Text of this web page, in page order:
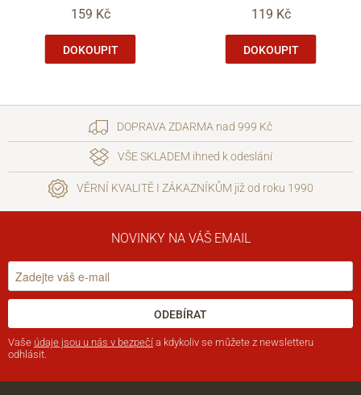
159 Kč
DOKOUPIT
119 Kč
DOKOUPIT
DOPRAVA ZDARMA nad 999 Kč
VŠE SKLADEM ihned k odeslání
VĚRNÍ KVALITĚ I ZÁKAZNÍKŮM již od roku 1990
NOVINKY NA VÁŠ EMAIL
ODEBÍRAT
Vaše údaje jsou u nás v bezpečí a kdykoliv se můžete z newsletteru
odhlásit.